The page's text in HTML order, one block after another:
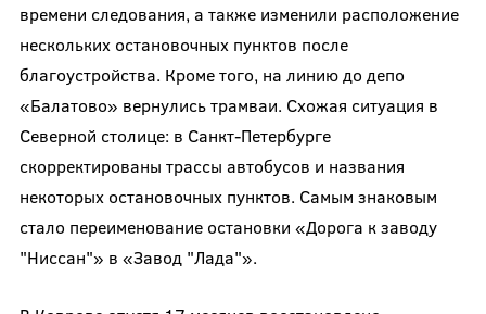
времени следования, а также изменили расположение
нескольких остановочных пунктов после
благоустройства. Кроме того, на линию до депо
«Балатово» вернулись трамваи. Схожая ситуация в
Северной столице: в Санкт-Петербурге
скорректированы трассы автобусов и названия
некоторых остановочных пунктов. Самым знаковым
стало переименование остановки «Дорога к заводу
"Ниссан"» в «Завод "Лада"».